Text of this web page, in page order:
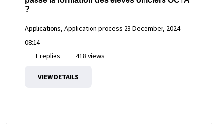
?
Applications, Application process 23 December, 2024
08:14
1 replies
418 views
VIEW DETAILS